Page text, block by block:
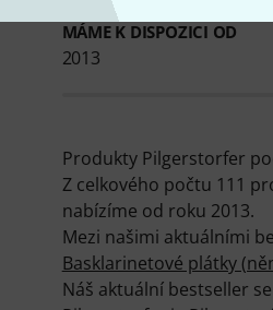
MÁME K DISPOZICI OD
2013
Produkty Pilgerstorfer
Z celkového počtu 111
nabízíme od roku 2013.
Mezi našimi aktuálními
Basklarinetové plátky
Náš aktuální bestseller